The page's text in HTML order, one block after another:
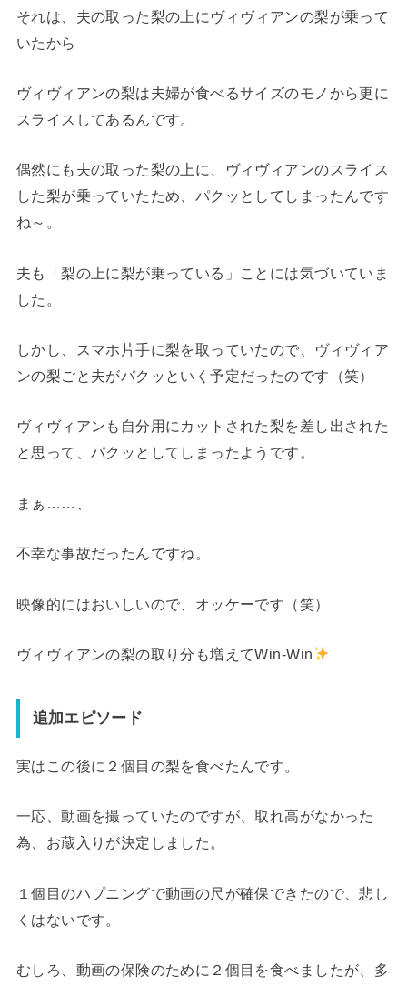
それは、 夫の取った梨の上にヴィヴィアンの梨が乗って
いたから
ヴィヴィアンの梨は夫婦が食べるサイズのモノから更に
スライスしてあるんです。
偶然にも夫の取った梨の上に、ヴィヴィアンのスライス
した梨が乗っていたため、パクッとしてしまったんです
ね～。
夫も「梨の上に梨が乗っている」ことには気づいていま
した。
しかし、スマホ片手に梨を取っていたので、ヴィヴィア
ンの梨ごと夫がパクッといく予定だったのです（笑）
ヴィヴィアンも自分用にカットされた梨を差し出された
と思って、パクッとしてしまったようです。
まぁ……、
不幸な事故だったんですね。
映像的にはおいしいので、オッケーです（笑）
ヴィヴィアンの梨の取り分も増えてWin-Win
追加エピソード
実はこの後に２個目の梨を食べたんです。
一応、動画を撮っていたのですが、取れ高がなかった
為、お蔵入りが決定しました。
１個目のハプニングで動画の尺が確保できたので、悲し
くはないです。
むしろ、動画の保険のために２個目を食べましたが、多